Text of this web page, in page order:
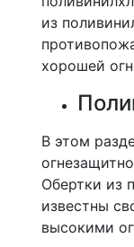
из
хорошей
В этом
Обертки из
известны
высокими